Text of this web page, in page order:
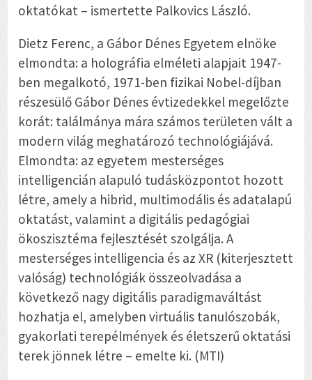
oktatókat – ismertette Palkovics László.
Dietz Ferenc, a Gábor Dénes Egyetem elnöke
elmondta: a holográfia elméleti alapjait 1947-
ben megalkotó, 1971-ben fizikai Nobel-díjban
részesülő Gábor Dénes évtizedekkel megelőzte
korát: találmánya mára számos területen vált a
modern világ meghatározó technológiájává.
Elmondta: az egyetem mesterséges
intelligencián alapuló tudásközpontot hozott
létre, amely a hibrid, multimodális és adatalapú
oktatást, valamint a digitális pedagógiai
ökoszisztéma fejlesztését szolgálja. A
mesterséges intelligencia és az XR (kiterjesztett
valóság) technológiák összeolvadása a
következő nagy digitális paradigmaváltást
hozhatja el, amelyben virtuális tanulószobák,
gyakorlati terepélmények és életszerű oktatási
terek jönnek létre – emelte ki. (MTI)